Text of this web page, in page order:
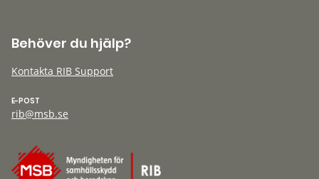
Behöver du hjälp?
Kontakta RIB Support
E-POST
rib@msb.se